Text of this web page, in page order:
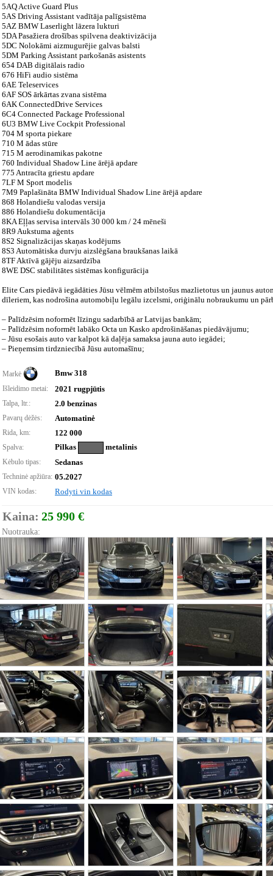
5AQ Active Guard Plus
5AS Driving Assistant vadītāja palīgsistēma
5AZ BMW Laserlight lāzera lukturi
5DA Pasažiera drošības spilvena deaktivizācija
5DC Nolokāmi aizmugurējie galvas balsti
5DM Parking Assistant parkošanās asistents
654 DAB digitālais radio
676 HiFi audio sistēma
6AE Teleservices
6AF SOS ārkārtas zvana sistēma
6AK ConnectedDrive Services
6C4 Connected Package Professional
6U3 BMW Live Cockpit Professional
704 M sporta piekare
710 M ādas stūre
715 M aerodinamikas pakotne
760 Individual Shadow Line ārējā apdare
775 Antracīta griestu apdare
7LF M Sport modelis
7M9 Paplašināta BMW Individual Shadow Line ārējā apdare
868 Holandiešu valodas versija
886 Holandiešu dokumentācija
8KA Eļļas servisa intervāls 30 000 km / 24 mēneši
8R9 Aukstuma aģents
8S2 Signalizācijas skaņas kodējums
8S3 Automātiska durvju aizslēgšana braukšanas laikā
8TF Aktīvā gājēju aizsardzība
8WE DSC stabilitātes sistēmas konfigurācija
Elite Cars piedāvā iegādāties Jūsu vēlmēm atbilstošus mazlietotus un jaunus
dīleriem, kas nodrošina automobiļu legālu izcelsmi, oriģinālu nobraukumu un
– Palīdzēsim noformēt līzingu sadarbībā ar Latvijas bankām;
– Palīdzēsim noformēt labāko Octa un Kasko apdrošināšanas piedāvājumu;
– Jūsu esošais auto var kalpot kā daļēja samaksa jauna auto iegādei;
– Pieņemsim tirdzniecībā Jūsu automašīnu;
Markė Bmw 318
Išleidimo metai: 2021 rugpjūtis
Talpa, ltr.: 2.0 benzinas
Pavarų dėžės: Automatinė
Rida, km: 122 000
Spalva: Pilkas metalinis
Kėbulo tipas: Sedanas
Techninė apžiūra: 05.2027
VIN kodas: Rodyti vin kodas
Kaina: 25 990 €
Nuotrauka: